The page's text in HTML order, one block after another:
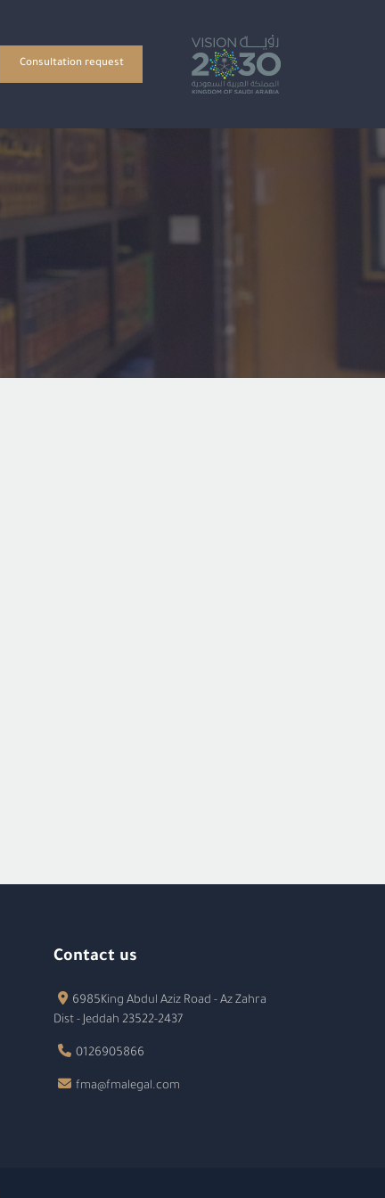
Consultation request
Contact us
6985King Abdul Aziz Road - Az Zahra
Dist - Jeddah 23522-2437
0126905866
fma@fmalegal.com